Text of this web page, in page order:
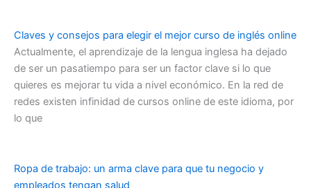
Claves y consejos para elegir el mejor curso de inglés online
Actualmente, el aprendizaje de la lengua inglesa ha dejado
de ser un pasatiempo para ser un factor clave si lo que
quieres es mejorar tu vida a nivel económico. En la red de
redes existen infinidad de cursos online de este idioma, por
lo que
Ropa de trabajo: un arma clave para que tu negocio y
empleados tengan salud